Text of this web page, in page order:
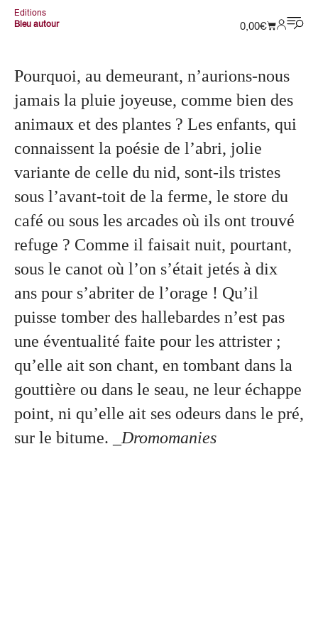
Editions
Bleu autour
0,00€
Pourquoi, au demeurant, n’aurions-nous
jamais la pluie joyeuse, comme bien des
animaux et des plantes ? Les enfants, qui
connaissent la poésie de l’abri, jolie
variante de celle du nid, sont-ils tristes
sous l’avant-toit de la ferme, le store du
café ou sous les arcades où ils ont trouvé
refuge ? Comme il faisait nuit, pourtant,
sous le canot où l’on s’était jetés à dix
ans pour s’abriter de l’orage ! Qu’il
puisse tomber des hallebardes n’est pas
une éventualité faite pour les attrister ;
qu’elle ait son chant, en tombant dans la
gouttière ou dans le seau, ne leur échappe
point, ni qu’elle ait ses odeurs dans le pré,
sur le bitume.
_Dromomanies